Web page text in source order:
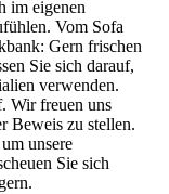
im eigenen
Vom Sofa
Gern frischen
Sie sich darauf,
verwenden.
Wir freuen uns
Beweis zu stellen.
unsere
Sie sich